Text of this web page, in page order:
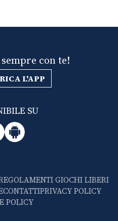
con te!
L'APP
SU
GIOCHI LIBERI
CONTATTIPRIVACY POLICY
POLICY